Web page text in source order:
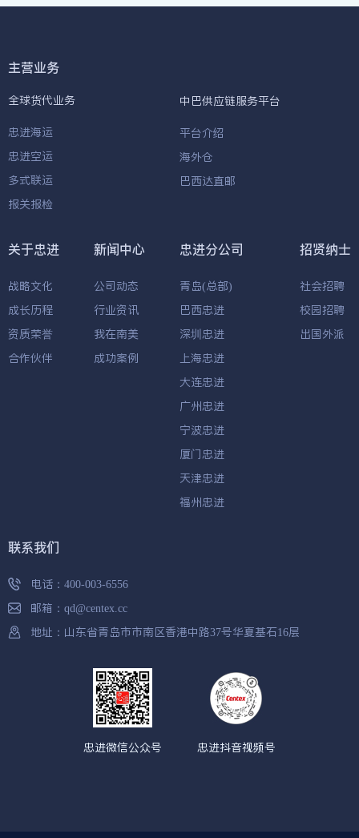
主营业务
全球货代业务
忠进海运
忠进空运
多式联运
报关报检
中巴供应链服务平台
平台介绍
海外仓
巴西达直邮
关于忠进
战略文化
成长历程
资质荣誉
合作伙伴
新闻中心
公司动态
行业资讯
我在南美
成功案例
忠进分公司
青岛(总部)
巴西忠进
深圳忠进
上海忠进
大连忠进
广州忠进
宁波忠进
厦门忠进
天津忠进
福州忠进
招贤纳士
社会招聘
校园招聘
出国外派
联系我们
电话： 400-003-6556
邮箱： qd@centex.cc
地址：山东省青岛市市南区香港中路37号华夏基石16层
忠进微信公众号 忠进抖音视频号